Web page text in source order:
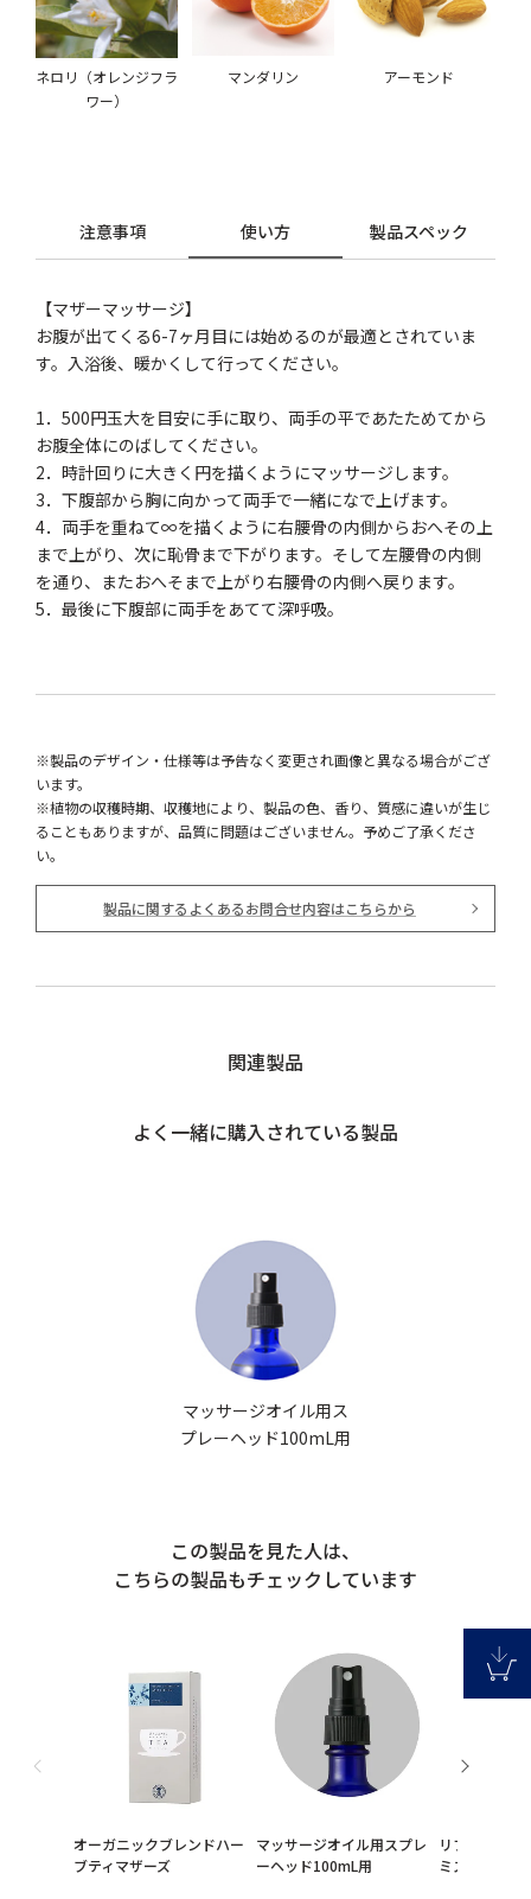
ネロリ（オレンジフラ
ワー）
マンダリン アーモンド
注意事項 使い方 製品スペック
【マザーマッサージ】
お腹が出てくる6-7ヶ月目には始めるのが最適とされていま
す。入浴後、暖かくして行ってください。
1．500円玉大を目安に手に取り、両手の平であたためてから
お腹全体にのばしてください。
2．時計回りに大きく円を描くようにマッサージします。
3．下腹部から胸に向かって両手で一緒になで上げます。
4．両手を重ねて∞を描くように右腰骨の内側からおへその上
まで上がり、次に恥骨まで下がります。そして左腰骨の内側
を通り、またおへそまで上がり右腰骨の内側へ戻ります。
5．最後に下腹部に両手をあてて深呼吸。
※製品のデザイン・仕様等は予告なく変更され画像と異なる場合がござ
います。
※植物の収穫時期、収穫地により、製品の色、香り、質感に違いが生じ
ることもありますが、品質に問題はございません。予めご了承くださ
い。
製品に関するよくあるお問合せ内容はこちらから
関連製品
よく一緒に購入されている製品
マッサージオイル用ス
プレーヘッド100mL用
この製品を見た人は、
こちらの製品もチェックしています
オーガニックブレンドハー
ブティマザーズ
マッサージオイル用スプレ
ーヘッド100mL用
リフレッシュ
ミスト